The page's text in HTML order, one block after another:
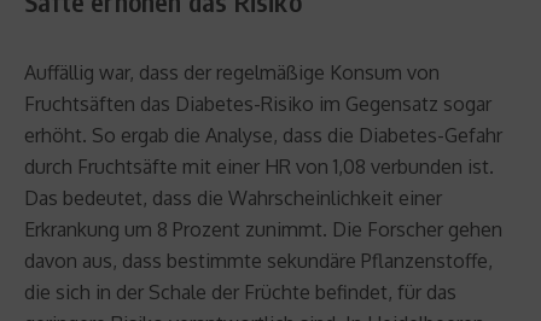
Auffällig war, dass der regelmäßige Konsum von
Fruchtsäften das Diabetes-Risiko im Gegensatz sogar
erhöht. So ergab die Analyse, dass die Diabetes-Gefahr
durch Fruchtsäfte mit einer HR von 1,08 verbunden ist.
Das bedeutet, dass die Wahrscheinlichkeit einer
Erkrankung um 8 Prozent zunimmt. Die Forscher gehen
davon aus, dass bestimmte sekundäre Pflanzenstoffe,
die sich in der Schale der Früchte befindet, für das